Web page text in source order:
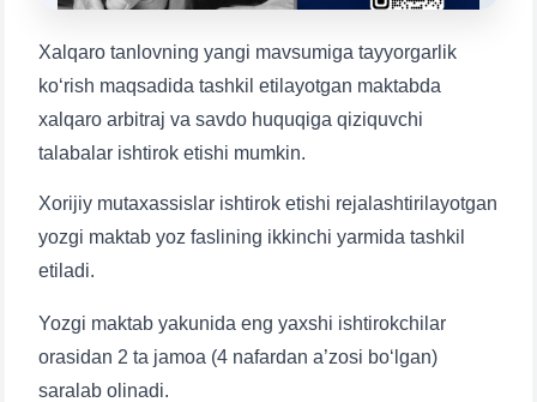
Xalqaro tanlovning yangi mavsumiga tayyorgarlik
ko‘rish maqsadida tashkil etilayotgan maktabda
xalqaro arbitraj va savdo huquqiga qiziquvchi
talabalar ishtirok etishi mumkin.
Xorijiy mutaxassislar ishtirok etishi rejalashtirilayotgan
yozgi maktab yoz faslining ikkinchi yarmida tashkil
etiladi.
Yozgi maktab yakunida eng yaxshi ishtirokchilar
orasidan 2 ta jamoa (4 nafardan a’zosi bo‘lgan)
saralab olinadi.
7. Call-center (4) 8. Bakalavriat kvotasi (3)
9. Magistratura kvotasi (4) ✉️ Adminga yozish